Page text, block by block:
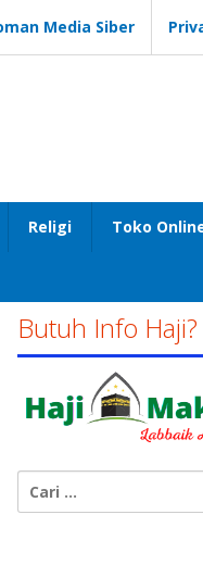
Media Siber
Religi Toko
Butuh Info Haji?
untuk: